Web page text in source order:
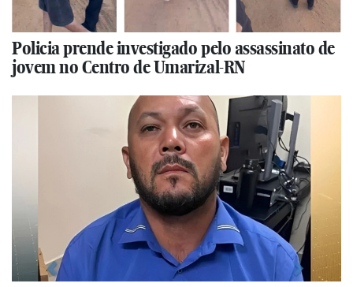
Policia prende investigado pelo assassinato de
jovem no Centro de Umarizal-RN